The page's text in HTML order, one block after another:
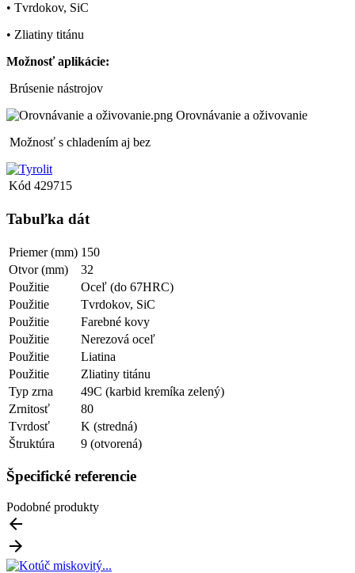
• Tvrdokov, SiC
• Zliatiny titánu
Možnosť aplikácie:
Brúsenie nástrojov
Orovnávanie a oživovanie
Možnosť s chladením aj bez
Kód 429715
Tabuľka dát
Priemer (mm) 150
Otvor (mm)
32
Použitie
Oceľ (do 67HRC)
Použitie
Tvrdokov, SiC
Použitie
Farebné kovy
Použitie
Nerezová oceľ
Použitie
Liatina
Použitie
Zliatiny titánu
Typ zrna
49C (karbid kremíka zelený)
Zrnitosť
80
Tvrdosť
K (stredná)
Štruktúra
9 (otvorená)
Špecifické referencie
Podobné produkty

